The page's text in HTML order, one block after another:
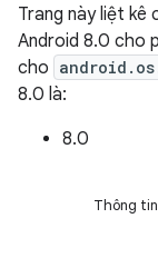
Trang này liệt kê
Android 8.0 cho
cho
8.0 là:
8.0
Thông